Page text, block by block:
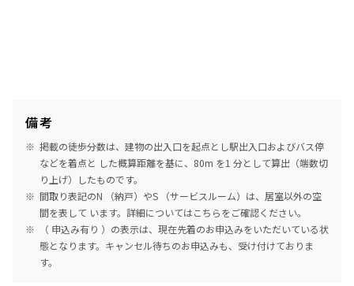
備考
掲載の徒歩分数は、建物の出入口を起点とし駅出入口およびバス停
などを着点と した概算距離を基に、80m を1 分として算出（端数切
り上げ）したものです。
間取り表記のN （納戸）やS （サービスルーム）は、居室以外の空
間を表して います。詳細についてはこちらをご確認ください。
（ 申込み有り ）の表示は、現在先着のお申込みをいただいている状
態となります。キャンセル待ちのお申込みも、受け付けておりま
す。